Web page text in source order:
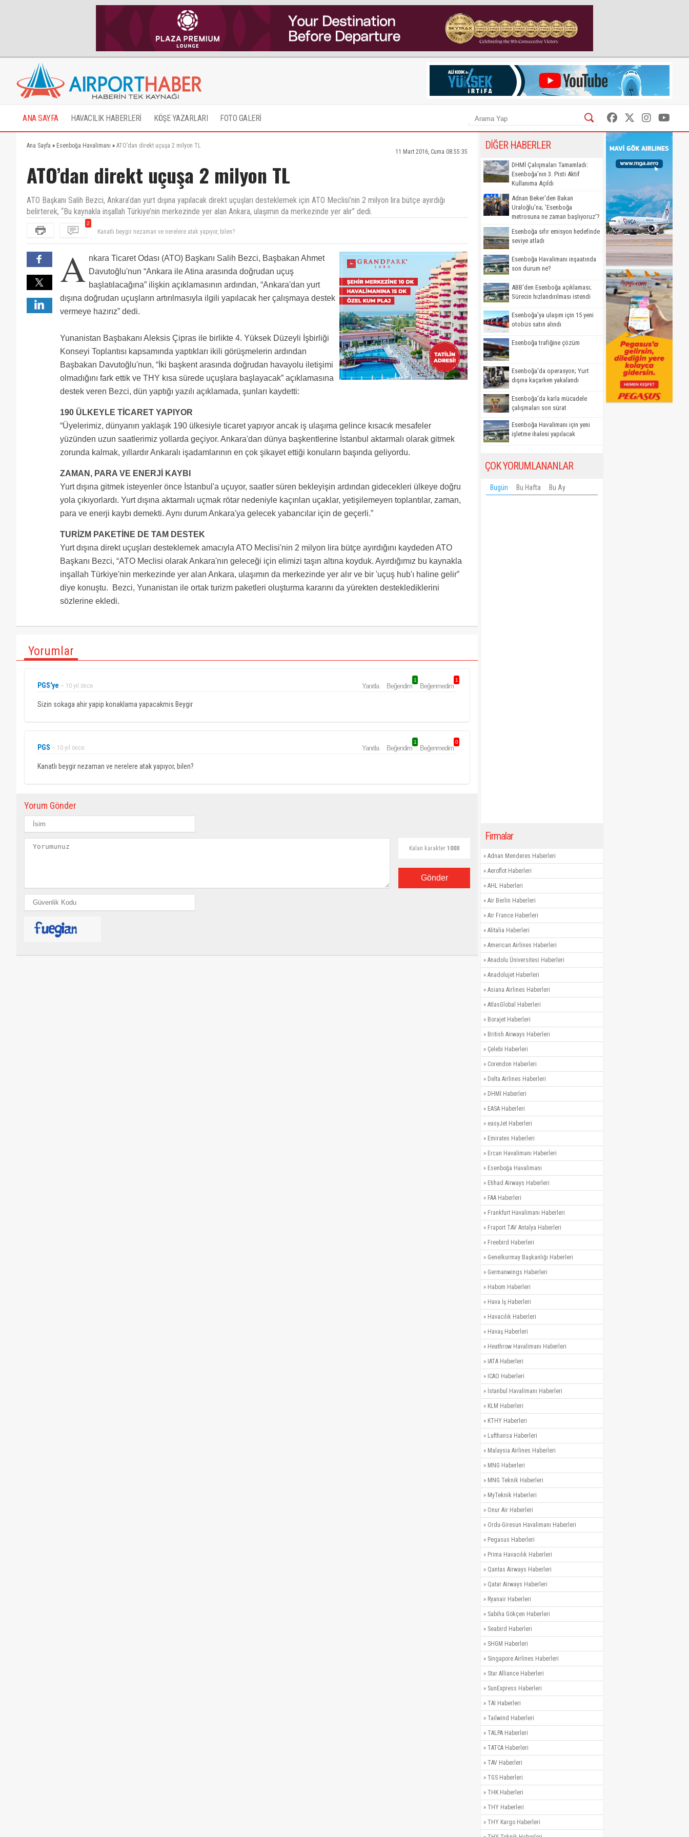
ANA SAYFA HAVACILIK HABERLERİ KÖŞE YAZARLARI FOTO GALERİ
Ana Sayfa » Esenboğa Havalimanı » ATO’dan direkt uçuşa 2 milyon TL
11 Mart 2016, Cuma 08:55:35
ATO’dan direkt uçuşa 2 milyon TL
ATO Başkanı Salih Bezci, Ankara’dan yurt dışına yapılacak direkt uçuşları desteklemek için ATO Meclisi’nin 2 milyon lira bütçe ayırdığı
belirterek, “Bu kaynakla inşallah Türkiye’nin merkezinde yer alan Ankara, ulaşımın da merkezinde yer alır” dedi.
2
Kanatlı beygir nezaman ve nerelere atak yapıyor, bilen?
A nkara Ticaret Odası (ATO) Başkanı Salih Bezci, Başbakan Ahmet
Davutoğlu'nun “Ankara ile Atina arasında doğrudan uçuş
başlatılacağına” ilişkin açıklamasının ardından, “Ankara'dan yurt
dışına doğrudan uçuşların artırılmasıyla ilgili yapılacak her çalışmaya destek
vermeye hazırız” dedi.
Yunanistan Başbakanı Aleksis Çipras ile birlikte 4. Yüksek Düzeyli İşbirliği
Konseyi Toplantısı kapsamında yaptıkları ikili görüşmelerin ardından
Başbakan Davutoğlu'nun, “İki başkent arasında doğrudan havayolu iletişimi
olmadığını fark ettik ve THY kısa sürede uçuşlara başlayacak” açıklamasına
destek veren Bezci, dün yaptığı yazılı açıklamada, şunları kaydetti:
190 ÜLKEYLE TİCARET YAPIYOR
“Üyelerimiz, dünyanın yaklaşık 190 ülkesiyle ticaret yapıyor ancak iş ulaşıma gelince kısacık mesafeler
yüzünden uzun saatlerimiz yollarda geçiyor. Ankara'dan dünya başkentlerine İstanbul aktarmalı olarak gitmek
zorunda kalmak, yıllardır Ankaralı işadamlarının en çok şikayet ettiği konuların başında geliyordu.
ZAMAN, PARA VE ENERJİ KAYBI
Yurt dışına gitmek isteyenler önce İstanbul'a uçuyor, saatler süren bekleyişin ardından gidecekleri ülkeye doğru
yola çıkıyorlardı. Yurt dışına aktarmalı uçmak rötar nedeniyle kaçırılan uçaklar, yetişilemeyen toplantılar, zaman,
para ve enerji kaybı demekti. Aynı durum Ankara'ya gelecek yabancılar için de geçerli.”
TURİZM PAKETİNE DE TAM DESTEK
Yurt dışına direkt uçuşları desteklemek amacıyla ATO Meclisi'nin 2 milyon lira bütçe ayırdığını kaydeden ATO
Başkanı Bezci, “ATO Meclisi olarak Ankara'nın geleceği için elimizi taşın altına koyduk. Ayırdığımız bu kaynakla
inşallah Türkiye'nin merkezinde yer alan Ankara, ulaşımın da merkezinde yer alır ve bir 'uçuş hub'ı haline gelir”
diye konuştu. Bezci, Yunanistan ile ortak turizm paketleri oluşturma kararını da yürekten desteklediklerini
sözlerine ekledi.
Yorumlar
PGS'ye ~ 10 yıl önce Yanıtla Beğendim
1
Beğenmedim
1
Sizin sokaga ahir yapip konaklama yapacakmis Beygir
PGS ~ 10 yıl önce Yanıtla Beğendim
1
Beğenmedim
0
Kanatlı beygir nezaman ve nerelere atak yapıyor, bilen?
Yorum Gönder
Kalan karakter 1000
Gönder
DİĞER HABERLER
DHMİ Çalışmaları Tamamladı:
Esenboğa’nın 3. Pisti Aktif
Kullanıma Açıldı
Adnan Beker'den Bakan
Uraloğlu'na; 'Esenboğa
metrosuna ne zaman başlıyoruz'?
Esenboğa sıfır emisyon hedefinde
seviye atladı
Esenboğa Havalimanı inşaatında
son durum ne?
ABB'den Esenboğa açıklaması;
Sürecin hızlandırılması istendi
Esenboğa'ya ulaşım için 15 yeni
otobüs satın alındı
Esenboğa trafiğine çözüm
Esenboğa'da operasyon; Yurt
dışına kaçarken yakalandı
Esenboğa'da karla mücadele
çalışmaları son sürat
Esenboğa Havalimanı için yeni
işletme ihalesi yapılacak
ÇOK YORUMLANANLAR
Bugün Bu Hafta Bu Ay
Firmalar
» Adnan Menderes Haberleri
» Aeroflot Haberleri
» AHL Haberleri
» Air Berlin Haberleri
» Air France Haberleri
» Alitalia Haberleri
» American Airlines Haberleri
» Anadolu Üniversitesi Haberleri
» Anadolujet Haberleri
» Asiana Airlines Haberleri
» AtlasGlobal Haberleri
» Borajet Haberleri
» British Airways Haberleri
» Çelebi Haberleri
» Corendon Haberleri
» Delta Airlines Haberleri
» DHMİ Haberleri
» EASA Haberleri
» easyJet Haberleri
» Emirates Haberleri
» Ercan Havalimanı Haberleri
» Esenboğa Havalimanı
» Etihad Airways Haberleri
» FAA Haberleri
» Frankfurt Havalimanı Haberleri
» Fraport TAV Antalya Haberleri
» Freebird Haberleri
» Genelkurmay Başkanlığı Haberleri
» Germanwings Haberleri
» Habom Haberleri
» Hava İş Haberleri
» Havacılık Haberleri
» Havaş Haberleri
» Heathrow Havalimanı Haberleri
» IATA Haberleri
» ICAO Haberleri
» İstanbul Havalimanı Haberleri
» KLM Haberleri
» KTHY Haberleri
» Lufthansa Haberleri
» Malaysia Airlines Haberleri
» MNG Haberleri
» MNG Teknik Haberleri
» MyTeknik Haberleri
» Onur Air Haberleri
» Ordu-Giresun Havalimanı Haberleri
» Pegasus Haberleri
» Prima Havacılık Haberleri
» Qantas Airways Haberleri
» Qatar Airways Haberleri
» Ryanair Haberleri
» Sabiha Gökçen Haberleri
» Seabird Haberleri
» SHGM Haberleri
» Singapore Airlines Haberleri
» Star Alliance Haberleri
» SunExpress Haberleri
» TAI Haberleri
» Tailwind Haberleri
» TALPA Haberleri
» TATCA Haberleri
» TAV Haberleri
» TGS Haberleri
» THK Haberleri
» THY Haberleri
» THY Kargo Haberleri